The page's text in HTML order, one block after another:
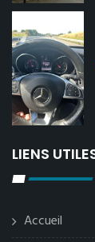
LIENS
Accueil